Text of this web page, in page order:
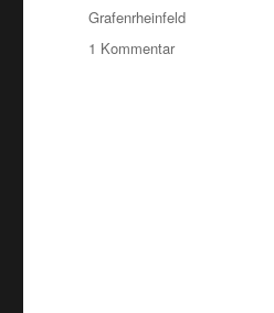
Schlagwörter
Grafenrheinfeld
1 Kommentarzu